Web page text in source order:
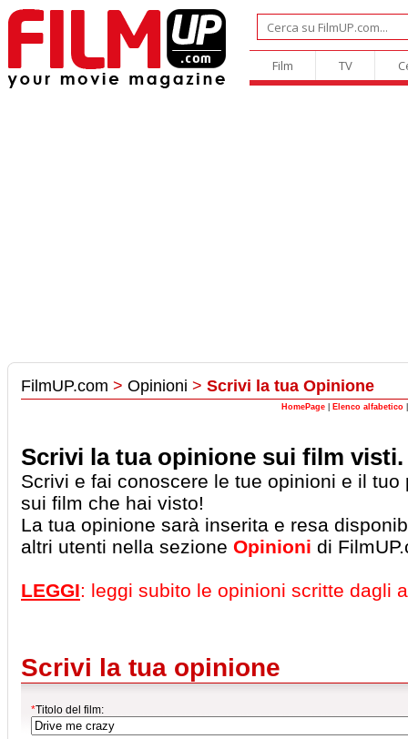
Film TV
FilmUP.com > Opinioni > Scrivi la tua Opinione
HomePage Elenco alfabetico
Scrivi la tua opinione sui film visti.
Scrivi e fai conoscere le tue opinioni e il tuo
sui film che hai visto!
La tua opinione sarà inserita e resa
altri utenti nella sezione Opinioni di
LEGGI: leggi subito le opinioni scritte dagli
Scrivi la tua opinione
*Titolo del film: